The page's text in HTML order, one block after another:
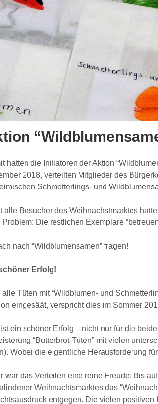
hatten die Initiatoren der Aktion
2018, verteilten Mitglieder des
Schmetterlings- und
alle Besucher des Weihnachstmarktes
Problem: Die restlichen Exemplare
nach “Wildblumensamen” fragen!
Erfolg!
alle Tüten mit “Wildblumen- und
eingesäät, verspricht dies im Sommer
ein schöner Erfolg – nicht nur für die
“Butterbrot-Tüten” mit vielen
Wobei die eigentliche Herausforderung
war das Verteilen eine reine Freude: Bis
Weihnachtsmarktes das
entgegen. Die vielen